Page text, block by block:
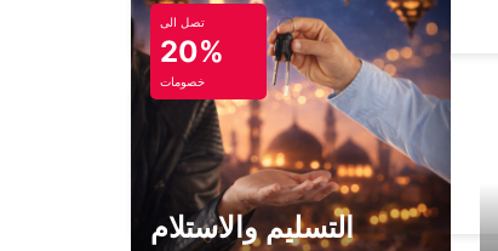
TAEGERWILEN - SWITZERLAND
APPENZELL
APPENZELL - SWITZERLAND
تصل الى
20%
خصومات
التسليم والاستلام